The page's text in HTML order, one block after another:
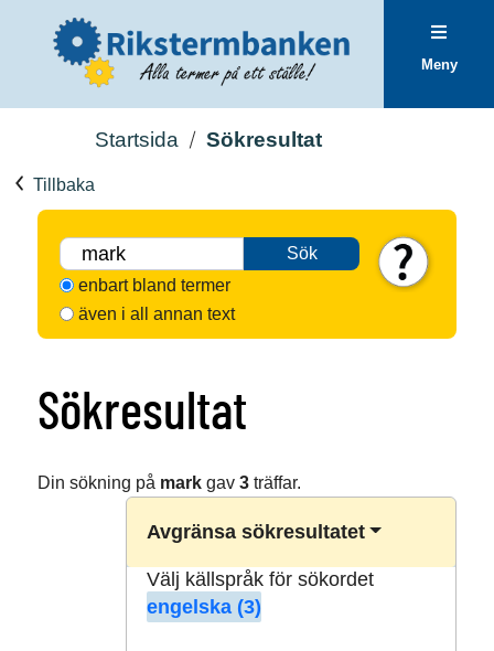
Meny
Startsida Sökresultat
Tillbaka
Sök
enbart bland termer
även i all annan text
Sökresultat
Din sökning på markgav 3träffar.
Avgränsa sökresultatet
Välj källspråk för sökordet
engelska (3)